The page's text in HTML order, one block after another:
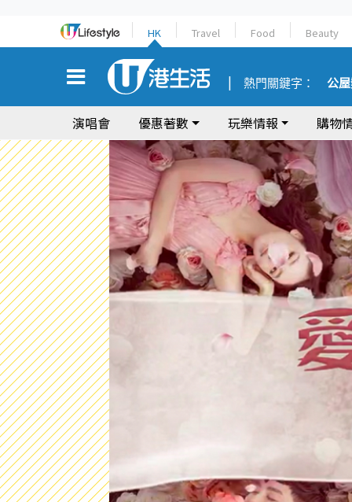
HK Travel Food Beauty
熱門關鍵字： 公
演唱會 優惠著數 玩樂情報 購物